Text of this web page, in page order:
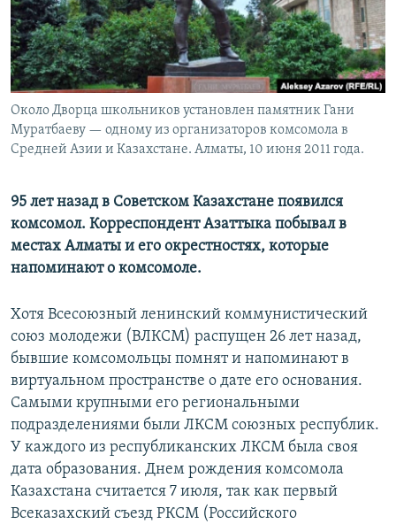
Около Дворца школьников установлен памятник Гани
Муратбаеву — одному из организаторов комсомола в
Средней Азии и Казахстане. Алматы, 10 июня 2011 года.
95 лет назад в Советском Казахстане появился
комсомол. Корреспондент Азаттыка побывал в
местах Алматы и его окрестностях, которые
напоминают о комсомоле.
Хотя Всесоюзный ленинский коммунистический
союз молодежи (ВЛКСМ) распущен 26 лет назад,
бывшие комсомольцы помнят и напоминают в
виртуальном пространстве о дате его основания.
Самыми крупными его региональными
подразделениями были ЛКСМ союзных республик.
У каждого из республиканских ЛКСМ была своя
дата образования. Днем рождения комсомола
Казахстана считается 7 июля, так как первый
Всеказахский съезд РКСМ (Российского